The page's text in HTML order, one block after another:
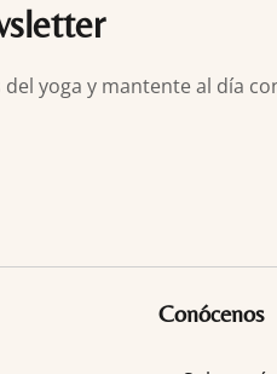
yoga y mantente al día
Conócenos